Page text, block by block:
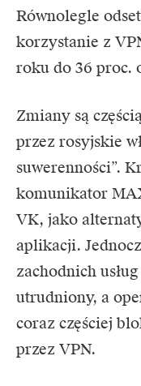
Równolegle
korzystanie z
roku do 36 proc.
Zmiany są
przez rosyjskie
suwerenności”.
komunikator
VK, jako
aplikacji.
zachodnich
utrudniony, a
coraz częściej
przez VPN.